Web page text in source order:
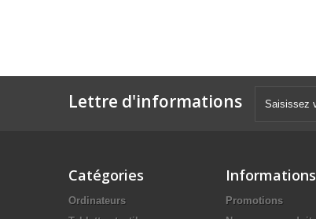
Lettre d'informations
Catégories
Ordinateurs
Informations
Promotions